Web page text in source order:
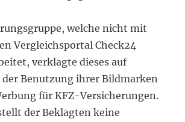
welche nicht mit
Vergleichsportal Check24
verklagte dieses auf
der Benutzung ihrer Bildmarken
für KFZ-Versicherungen.
der Beklagten keine